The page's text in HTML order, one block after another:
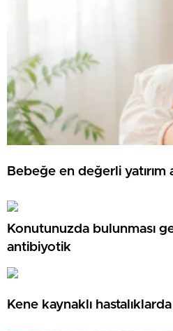
Bebeğe en değerli yatırım
Konutunuzda bulunması
antibiyotik
Kene kaynaklı